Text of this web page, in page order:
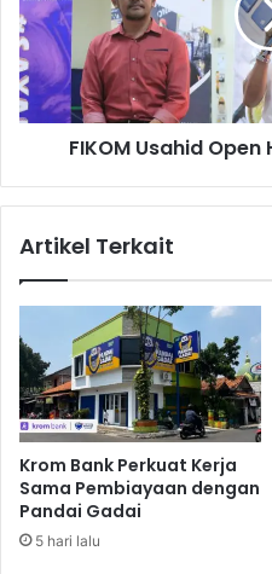
H
a
d
a
p
i
b
a
r
a
M
U
s
a
h
e
u
s
e
K
l
a
M
FIKOM Usahid
Artikel Terkait
Krom Bank Perkuat Kerja
Sama Pembiayaan dengan
Pandai Gadai
5 hari lalu